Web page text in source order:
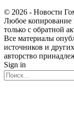
© 2026 - Новости
Любое копирование
только с обратной
Все материалы
источников и
авторство
Sign in